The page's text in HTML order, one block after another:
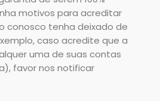
motivos para acreditar
conosco tenha deixado de
caso acredite que a
uma de suas contas
favor nos notificar